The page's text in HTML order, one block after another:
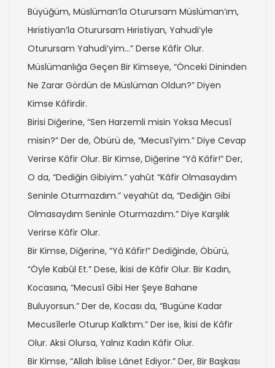
Büyüğüm, Müslüman’la Oturursam Müslüman’ım,
Hıristiyan’la Oturursam Hıristiyan, Yahudi’yle
Oturursam Yahudi’yim…” Derse Kâfir Olur.
Müslümanlığa Geçen Bir Kimseye, “Önceki Dininden
Ne Zarar Gördün de Müslüman Oldun?” Diyen
Kimse Kâfirdir.
Birisi Diğerine, “Sen Harzemli misin Yoksa Mecusî
misin?” Der de, Öbürü de, “Mecusî’yim.” Diye Cevap
Verirse Kâfir Olur. Bir Kimse, Diğerine “Yâ Kâfir!” Der,
O da, “Dediğin Gibiyim.” yahût “Kâfir Olmasaydım
Seninle Oturmazdım.” veyahût da, “Dediğin Gibi
Olmasaydım Seninle Oturmazdım.” Diye Karşılık
Verirse Kâfir Olur.
Bir Kimse, Diğerine, “Yâ Kâfir!” Dediğinde, Öbürü,
“Öyle Kabûl Et.” Dese, İkisi de Kâfir Olur. Bir Kadın,
Kocasına, “Mecusî Gibi Her Şeye Bahane
Buluyorsun.” Der de, Kocası da, “Bugüne Kadar
Mecusîlerle Oturup Kalktım.” Der ise, İkisi de Kâfir
Olur. Aksi Olursa, Yalnız Kadın Kâfir Olur.
Bir Kimse, “Allah İblise Lânet Ediyor.” Der, Bir Başkası